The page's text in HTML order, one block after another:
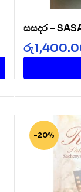
සසදර –
රු
-20%